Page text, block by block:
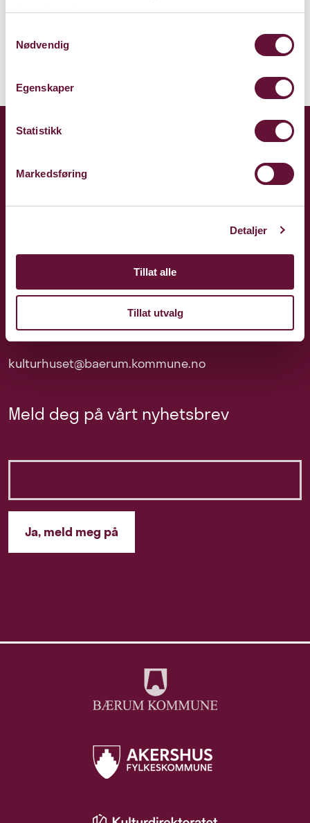
tjenestene deres.
Nødvendig
Egenskaper
Statistikk
Markedsføring
Detaljer
Tillat alle
Tillat utvalg
kulturhuset@baerum.kommune.no
81 51 17 77
kulturhuset@baerum.kommune.no
Meld deg på vårt nyhetsbrev